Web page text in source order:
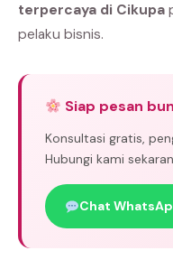
terpercaya di Cikupa
pelaku bisnis.
Siap pesan
Konsultasi gratis,
Hubungi kami
Chat